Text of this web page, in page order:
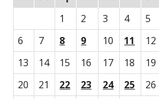
1
2 3 4
5
6
7 8 9 10 11
12
13
14 15 16 17 18
19
20
21 22 23 24 25
26